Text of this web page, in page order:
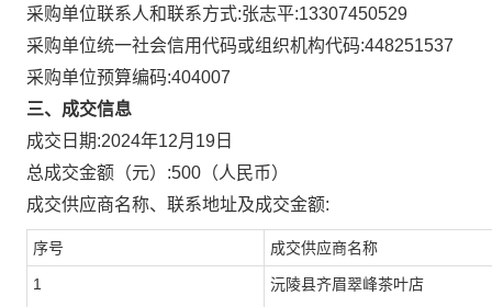
采购单位联系人和联系方式:张志平:13307450529
采购单位统一社会信用代码或组织机构代码:448251537
采购单位预算编码:404007
三、成交信息
成交日期:2024年12月19日
总成交金额（元）:500 （人民币）
成交供应商名称、联系地址及成交金额:
序号 成交供应商名称
1 沅陵县齐眉翠峰茶叶店